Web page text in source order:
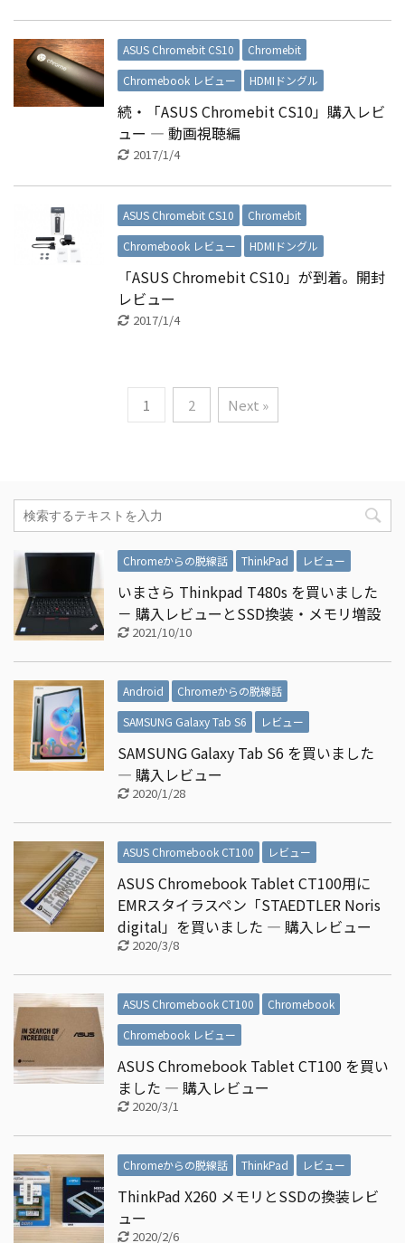
ASUS Chromebit CS10
Chromebit
Chromebook レビュー
HDMIドングル
続・「ASUS Chromebit CS10」購入レビ
ュー ― 動画視聴編
2017/1/4
ASUS Chromebit CS10
Chromebit
Chromebook レビュー
HDMIドングル
「ASUS Chromebit CS10」が到着。開封
レビュー
2017/1/4
1 2 Next »
Chromeからの脱線話 ThinkPad レビュー
いまさら Thinkpad T480s を買いました
－ 購入レビューとSSD換装・メモリ増設
2021/10/10
Android
Chromeからの脱線話
SAMSUNG Galaxy Tab S6
レビュー
SAMSUNG Galaxy Tab S6 を買いました
― 購入レビュー
2020/1/28
ASUS Chromebook CT100 レビュー
ASUS Chromebook Tablet CT100用に
EMRスタイラスペン「STAEDTLER Noris
digital」を買いました ― 購入レビュー
2020/3/8
ASUS Chromebook CT100
Chromebook
Chromebook レビュー
ASUS Chromebook Tablet CT100 を買い
ました ― 購入レビュー
2020/3/1
Chromeからの脱線話 ThinkPad レビュー
ThinkPad X260 メモリとSSDの換装レビ
ュー
2020/2/6